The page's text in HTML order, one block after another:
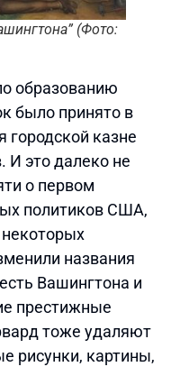
(Фото:
образованию
было принято в
казне
И это далеко не
о первом
политиков США,
названия
Вашингтона и
престижные
тоже удаляют
рисунки, картины,